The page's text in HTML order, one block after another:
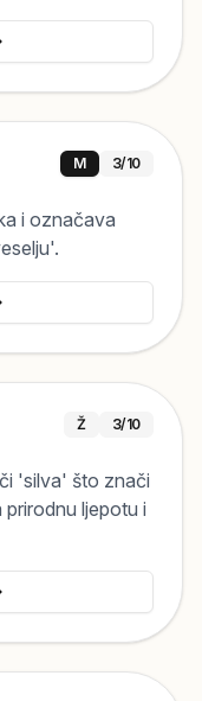
M 3/10
i označava
Ž 3/10
'silva' što znači
ljepotu i